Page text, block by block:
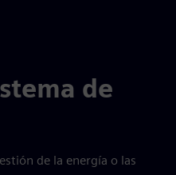
de
de la energía o las